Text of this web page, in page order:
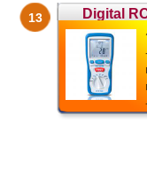
13 Digital